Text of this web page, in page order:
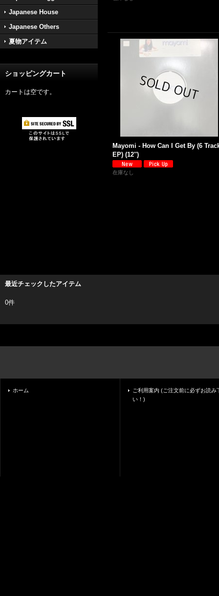
Japanese House
Japanese Others
夏物アイテム
ショッピングカート
カートは空です。
Mayomi - How Can I Get By (6
EP) (12'')
在庫なし
最近チェックしたアイテム
0件
ホーム
ご利用案内 (ご注文前に必ずお読み
い！)